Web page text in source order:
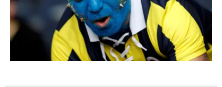
Çerezlere ilişkin tercihlerinizi aşağıda yer alan panel
vasıtasıyla belirleyebilirsiniz. Çerezlere ilişkin detaylı bilgi
için Ayarlar butonuna tıklayabilir,Çerez Bilgilendirme
Metnimizi
ziyaret edebilirsiniz.